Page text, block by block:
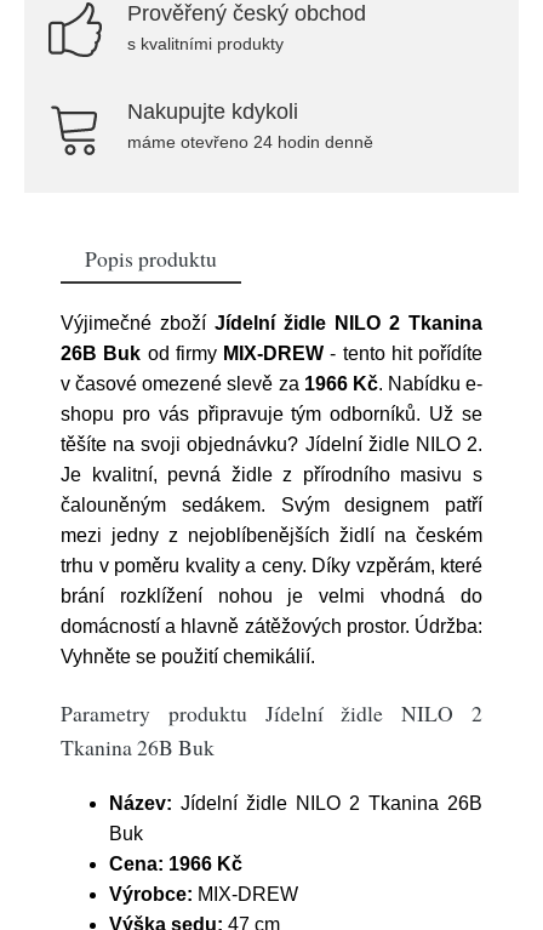
Prověřený český obchod
s kvalitními produkty
Nakupujte kdykoli
máme otevřeno 24 hodin denně
Popis produktu
Výjimečné zboží Jídelní židle NILO 2 Tkanina
26B Buk od firmy MIX-DREW - tento hit pořídíte
v časové omezené slevě za 1966 Kč. Nabídku e-
shopu pro vás připravuje tým odborníků. Už se
těšíte na svoji objednávku? Jídelní židle NILO 2.
Je kvalitní, pevná židle z přírodního masivu s
čalouněným sedákem. Svým designem patří
mezi jedny z nejoblíbenějších židlí na českém
trhu v poměru kvality a ceny. Díky vzpěrám, které
brání rozklížení nohou je velmi vhodná do
domácností a hlavně zátěžových prostor. Údržba:
Vyhněte se použití chemikálií.
Parametry produktu Jídelní židle NILO 2
Tkanina 26B Buk
Název: Jídelní židle NILO 2 Tkanina 26B
Buk
Cena: 1966 Kč
Výrobce: MIX-DREW
Výška sedu: 47 cm